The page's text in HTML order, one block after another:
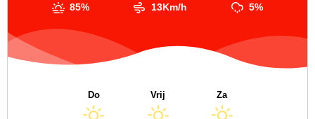
85% 13Km/h 5%
Do Vrij Za